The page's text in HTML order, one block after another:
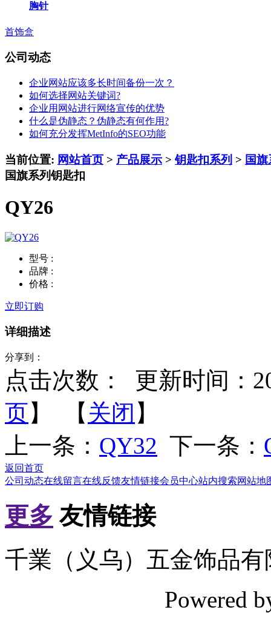
胸针
首饰盒
公司动态
企业网站应该多长时间备份一次？
如何选择网站关键词?
企业用网站进行网络宣传的优势
什么是伪静态？伪静态有何作用?
如何充分发挥MetInfo的SEO功能
当前位置: 网站首页 > 产品展示 >钥匙扣系列 > 国
国旗系列钥匙扣
QY26
型号 :
品牌 :
价格 :
立即订购
详细描述
分享到：
点击次数：
更新时间：
页】 【 关闭 】
上一条： QY32 下一条：
返回首页
公司动态在线留言在线反馈友情链接会员中心站内搜索网站地
更多 友情链接
千業（义乌）五金饰品
Powered